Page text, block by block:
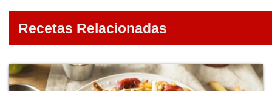
Recetas Relacionadas